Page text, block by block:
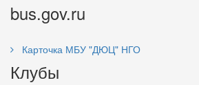
bus.gov.ru
Карточка МБУ "ДЮЦ" НГО
Клубы